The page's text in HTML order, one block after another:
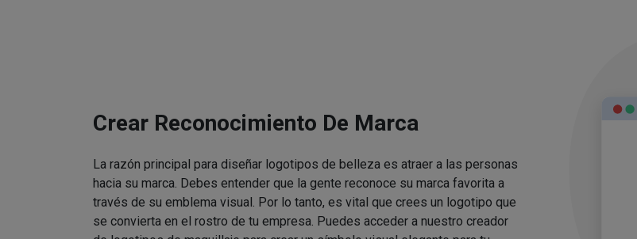
Crear Reconocimiento De Marca
La razón principal para diseñar logotipos de belleza es atraer a las personas
hacia su marca. Debes entender que la gente reconoce su marca favorita a
través de su emblema visual. Por lo tanto, es vital que crees un logotipo que
se convierta en el rostro de tu empresa. Puedes acceder a nuestro creador